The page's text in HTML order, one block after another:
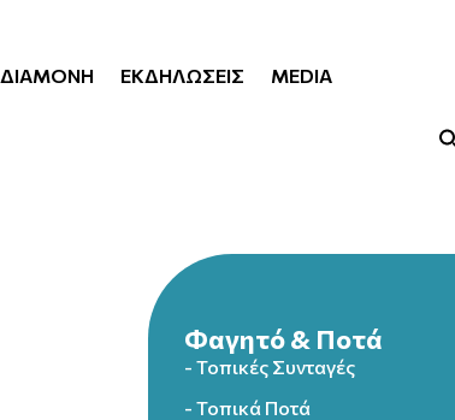
ΔΙΑΜΟΝΉ ΕΚΔΗΛΏΣΕΙΣ MEDIA
Φαγητό & Ποτά
- Τοπικές Συνταγές
- Τοπικά Ποτά